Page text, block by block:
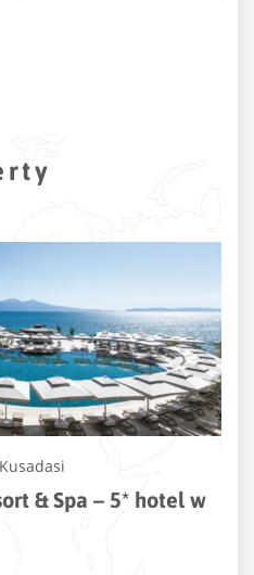
hotel w
Sataya